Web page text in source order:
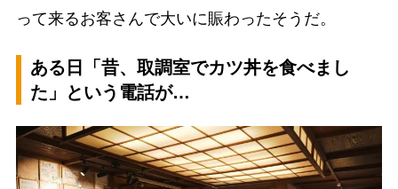
って来るお客さんで大いに賑わったそうだ。
ある日「昔、取調室でカツ丼を食べまし
た」という電話が…